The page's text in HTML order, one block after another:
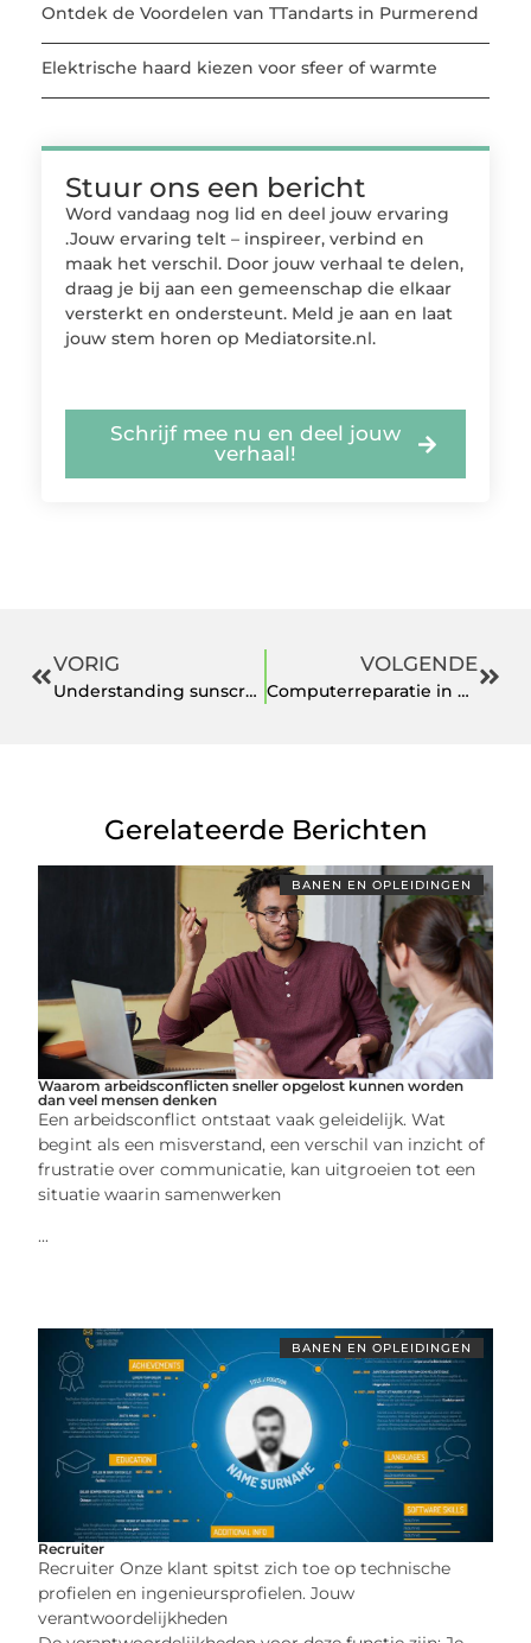
Ontdek de Voordelen van TTandarts in Purmerend
Elektrische haard kiezen voor sfeer of warmte
Stuur ons een bericht
Word vandaag nog lid en deel jouw ervaring
.Jouw ervaring telt – inspireer, verbind en
maak het verschil. Door jouw verhaal te delen,
draag je bij aan een gemeenschap die elkaar
versterkt en ondersteunt. Meld je aan en laat
jouw stem horen op Mediatorsite.nl.
Schrijf mee nu en deel jouw
verhaal!
VORIG
Understanding sunscreen for men and post-shave care
VOLGENDE
Computerreparatie in Groningen: Waar U Op Moet Letten
Gerelateerde Berichten
BANEN EN OPLEIDINGEN
Waarom arbeidsconflicten sneller opgelost kunnen worden
dan veel mensen denken
Een arbeidsconflict ontstaat vaak geleidelijk. Wat
begint als een misverstand, een verschil van inzicht of
frustratie over communicatie, kan uitgroeien tot een
situatie waarin samenwerken
...
BANEN EN OPLEIDINGEN
Recruiter
Recruiter Onze klant spitst zich toe op technische
profielen en ingenieursprofielen. Jouw
verantwoordelijkheden